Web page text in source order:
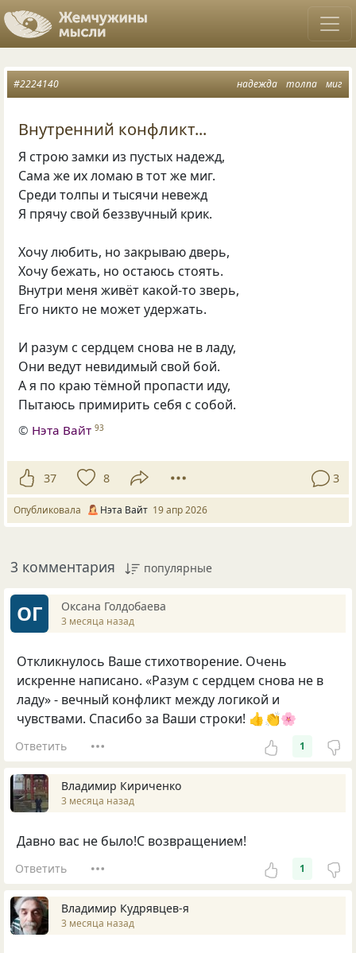
надежда толпа миг
#2224140
Внутренний конфликт...
Я строю замки из пустых надежд,
Сама же их ломаю в тот же миг.
Среди толпы и тысячи невежд
Я прячу свой беззвучный крик.
Хочу любить, но закрываю дверь,
Хочу бежать, но остаюсь стоять.
Внутри меня живёт какой-то зверь,
Его никто не может удержать.
И разум с сердцем снова не в ладу,
Они ведут невидимый свой бой.
А я по краю тёмной пропасти иду,
Пытаюсь примирить себя с собой.
© Нэта Вайт 93
37 8 3
Опубликовала Нэта Вайт 19 апр 2026
3 комментария популярные
ОГ Оксана Голдобаева
3 месяца назад
Откликнулось Ваше стихотворение. Очень
искренне написано. «Разум с сердцем снова не в
ладу» - вечный конфликт между логикой и
чувствами. Спасибо за Ваши строки! 👍👏🌸
Ответить 1
Владимир Кириченко
3 месяца назад
Давно вас не было!С возвращением!
Ответить 1
Владимир Кудрявцев-я
3 месяца назад